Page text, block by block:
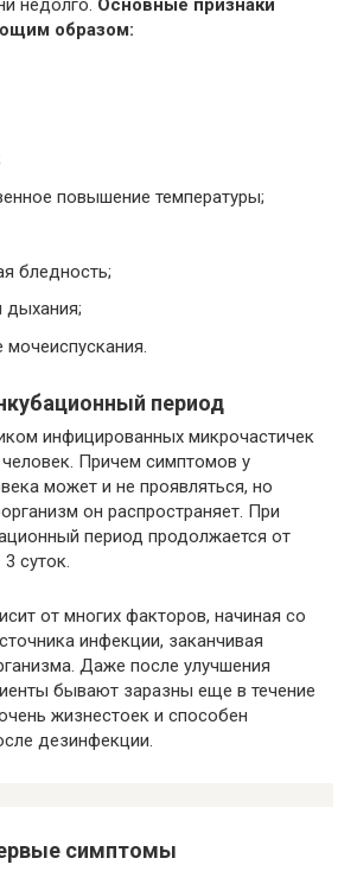
недолго. Основные признаки
образом:
повышение температуры;
бледность;
дыхания;
мочеиспускания.
период
инфицированных микрочастичек
Причем симптомов у
может и не проявляться, но
он распространяет. При
период продолжается от
суток.
от многих факторов, начиная со
инфекции, заканчивая
Даже после улучшения
бывают заразны еще в течение
жизнестоек и способен
дезинфекции.
симптомы